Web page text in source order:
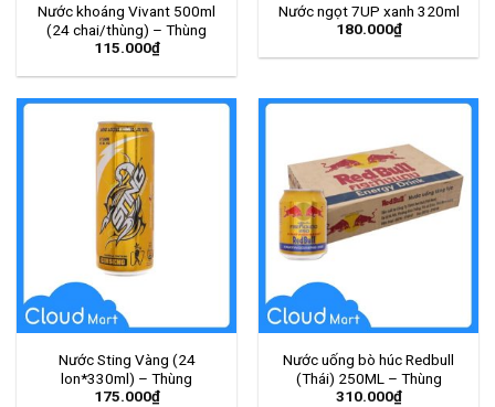
Nước khoáng Vivant 500ml
(24 chai/thùng) – Thùng
115.000₫
Nước ngọt 7UP xanh 320ml
180.000₫
Nước Sting Vàng (24
lon*330ml) – Thùng
175.000₫
Nước uống bò húc Redbull
(Thái) 250ML – Thùng
310.000₫